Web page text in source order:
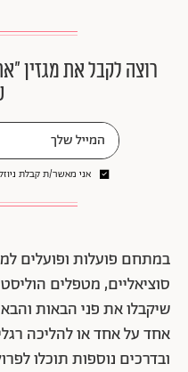
רוצה לקבל את מגזין
אני מאשר/ת קבלת
סוציאליים, מטפלים
שיקבלו את פני הבאות
אחד על אחד או להליכה
ובדרכים נוספות תוכלו